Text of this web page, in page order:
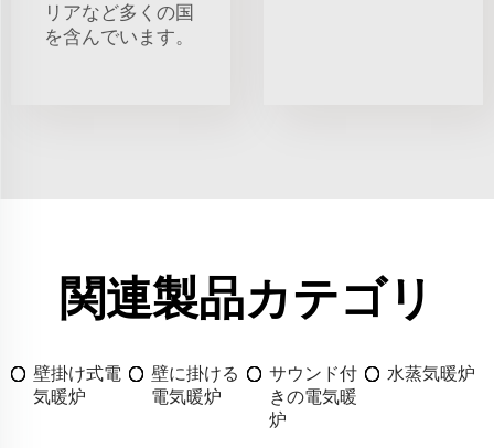
リアなど多くの国
を含んでいます。
関連製品カテゴリ
壁掛け式電
気暖炉
壁に掛ける
電気暖炉
サウンド付
きの電気暖
炉
水蒸気暖炉